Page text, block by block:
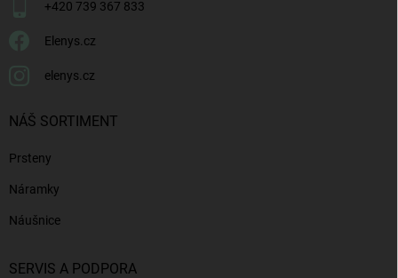
+420 739 367 833
Elenys.cz
elenys.cz
NÁŠ SORTIMENT
Prsteny
Náramky
Náušnice
SERVIS A PODPORA